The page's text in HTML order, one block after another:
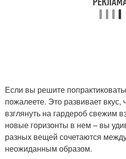
Если вы решите
пожалеете. Это развивает вкус,
взглянуть на гардероб свежим
новые горизонты в нем – вы
разных вещей сочетаются
неожиданным образом.